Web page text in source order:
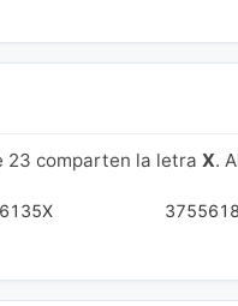
23 comparten la letra X.